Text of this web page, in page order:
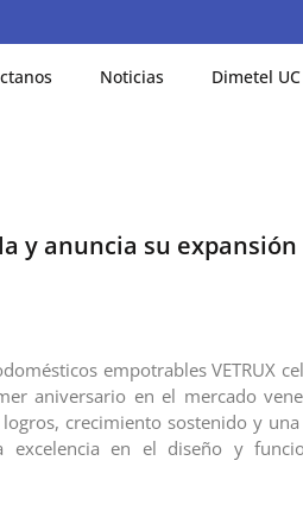
Noticias Dimetel UC
y anuncia su expansión
empotrables VETRUX
aniversario en el mercado
crecimiento sostenido y
excelencia en el diseño y